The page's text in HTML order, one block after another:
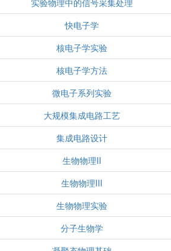
实验物理中的信号采集处理
快电子学
核电子学实验
核电子学方法
微电子系列实验
大规模集成电路工艺
集成电路设计
生物物理II
生物物理III
生物物理实验
分子生物学